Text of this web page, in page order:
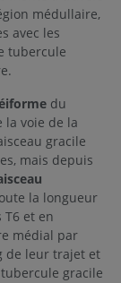
médullaire,
avec les
tubercule
du
la voie de la
gracile
mais depuis
la longueur
T6 et en
médial par
de leur trajet et
gracile